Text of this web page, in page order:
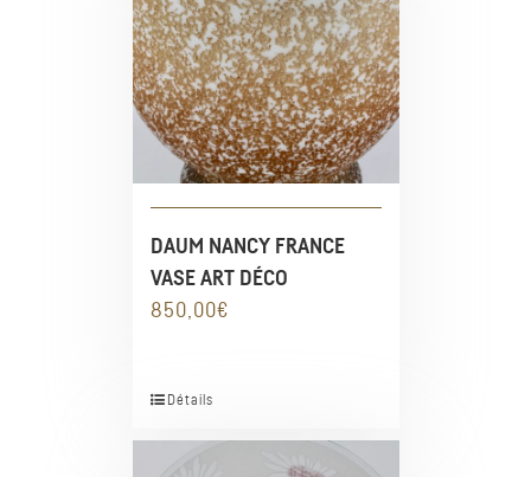
DAUM NANCY FRANCE
VASE ART DÉCO
850,00€
Détails